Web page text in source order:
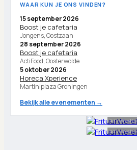
WAAR KUN JE ONS VINDEN?
15 september 2026
Boost je cafetaria
Jongens, Oostzaan
28 september 2026
Boost je cafetaria
ActiFood, Oosterwolde
5 oktober 2026
Horeca Xperience
Martiniplaza Groningen
Bekijk alle evenementen →
Advertentie
Advertentie